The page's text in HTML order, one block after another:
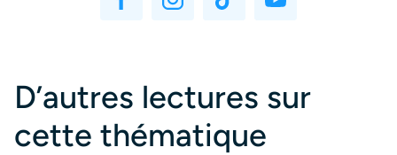
D’autres lectures sur
cette thématique